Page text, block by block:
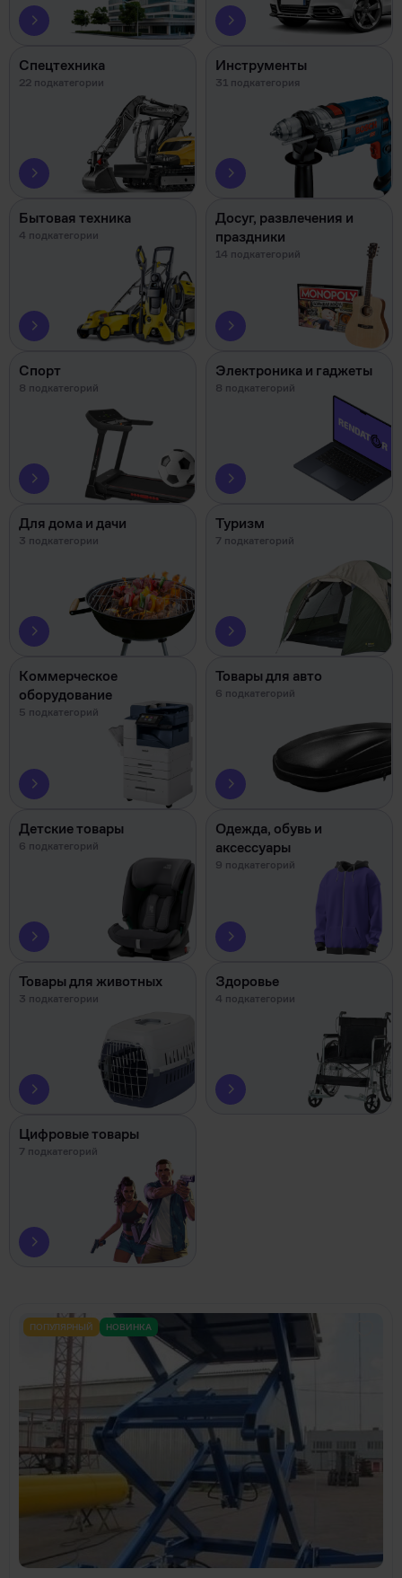
Спецтехника
22 подкатегории
Инструменты
31 подкатегория
Бытовая техника
4 подкатегории
Досуг, развлечения и
праздники
14 подкатегорий
Спорт
8 подкатегорий
Электроника и гаджеты
8 подкатегорий
Для дома и дачи
3 подкатегории
Туризм
7 подкатегорий
Коммерческое
оборудование
5 подкатегорий
Товары для авто
6 подкатегорий
Детские товары
6 подкатегорий
Одежда, обувь и
аксессуары
9 подкатегорий
Товары для животных
3 подкатегории
Здоровье
4 подкатегории
Цифровые товары
7 подкатегорий
ПОПУЛЯРНЫЙ НОВИНКА